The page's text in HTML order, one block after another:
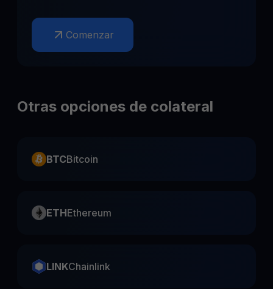
Comenzar
Otras opciones de colateral
BTCBitcoin
ETHEthereum
LINKChainlink